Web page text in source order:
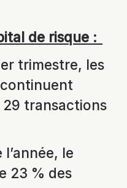
de risque :
trimestre, les
29 transactions
le
23 % des